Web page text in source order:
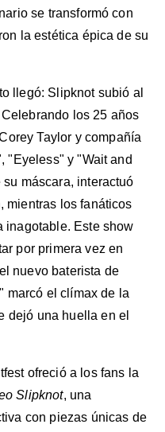
se transformó con
la estética épica de su
llegó: Slipknot subió al
los 25 años
Taylor y compañía
"Eyeless" y "Wait and
máscara, interactuó
mientras los fanáticos
inagotable. Este show
por primera vez en
nuevo baterista de
marcó el clímax de la
dejó una huella en el
ofreció a los fans la
Slipknot, una
con piezas únicas de